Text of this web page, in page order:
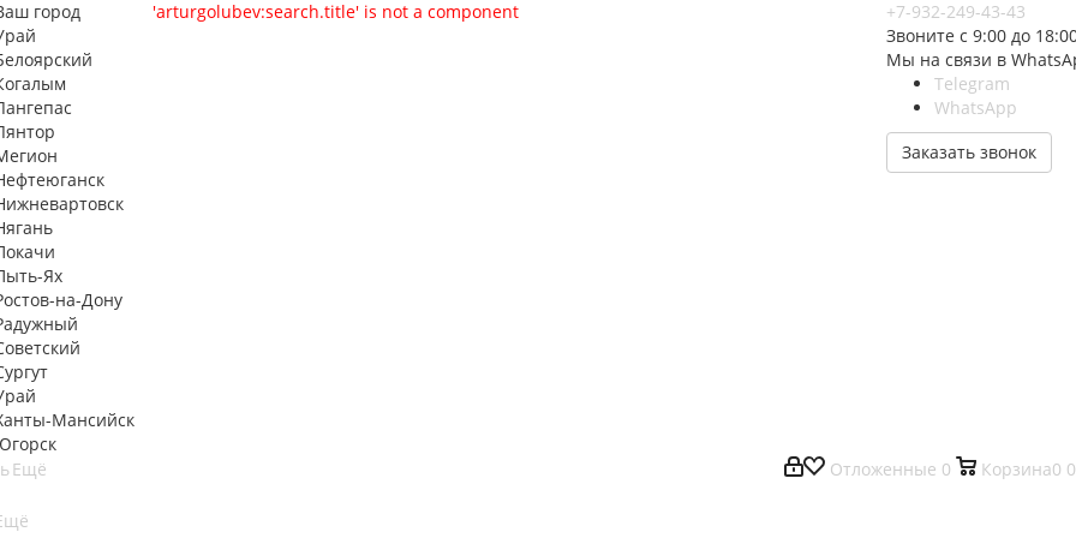
город
Ях
на-Дону
Мансийск
'arturgolubev:search.title' is not a component
+7-932-249-43-43
Звоните с 9:00 до
Мы на связи в
Telegram
WhatsApp
Заказать звонок
Отложенные 0 Корзина0 0
Ещё